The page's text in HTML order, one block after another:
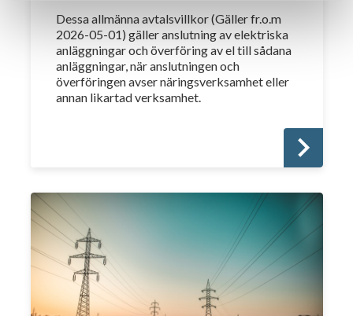
Dessa allmänna avtalsvillkor (Gäller fr.o.m
2026-05-01) gäller anslutning av elektriska
anläggningar och överföring av el till sådana
anläggningar, när anslutningen och
överföringen avser näringsverksamhet eller
annan likartad verksamhet.